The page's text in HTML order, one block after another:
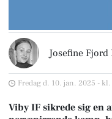
Josefine Fjord
Fredag d. 10. jan. 2025 -
Viby IF sikrede sig en